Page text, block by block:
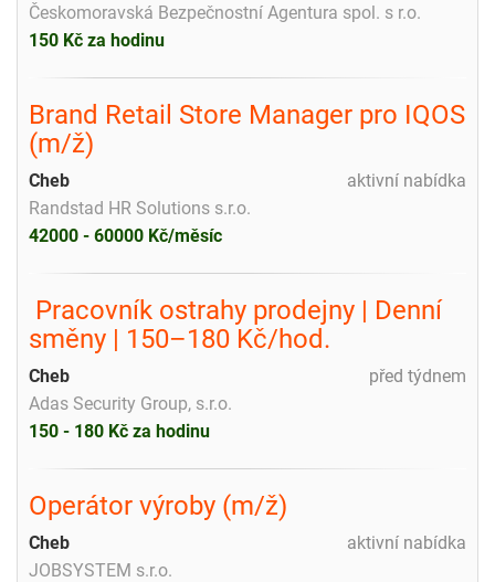
Českomoravská Bezpečnostní Agentura spol. s r.o.
150 Kč za hodinu
Brand Retail Store Manager pro IQOS
(m/ž)
aktivní nabídka
Cheb
Randstad HR Solutions s.r.o.
42000 - 60000 Kč/měsíc
️ Pracovník ostrahy prodejny | Denní
směny | 150–180 Kč/hod.
před týdnem
Cheb
Adas Security Group, s.r.o.
150 - 180 Kč za hodinu
Operátor výroby (m/ž)
aktivní nabídka
Cheb
JOBSYSTEM s.r.o.